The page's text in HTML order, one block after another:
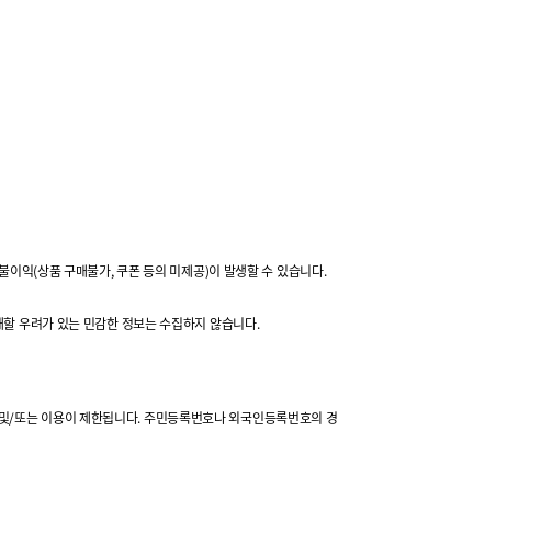
익(상품 구매불가, 쿠폰 등의 미제공)이 발생할 수 있습니다.
우려가 있는 민감한 정보는 수집하지 않습니다.
또는 이용이 제한됩니다. 주민등록번호나 외국인등록번호의 경